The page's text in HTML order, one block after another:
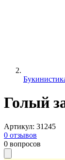
Голый
Артикул: 31245
0 отзывов
0 вопросов